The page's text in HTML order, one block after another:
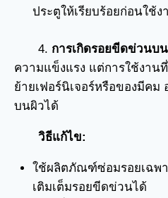
ประตูให้เรียบร้อยก่อนใช้ง
4. การเกิดรอยขีดข่วนบ
ความแข็งแรง แต่การใช้งาน
ย้ายเฟอร์นิเจอร์หรือของมีคม
บนผิวได้
วิธีแก้ไข:
ใช้ผลิตภัณฑ์ซ่อมรอยเฉพา
เติมเต็มรอยขีดข่วนได้